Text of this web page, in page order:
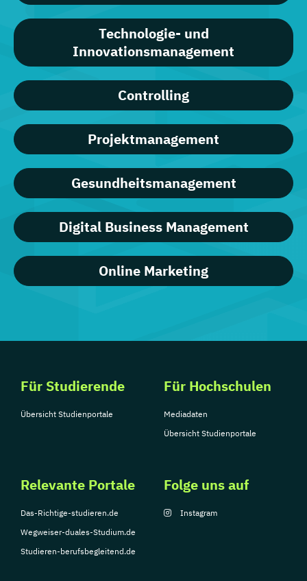
Technologie- und
Innovationsmanagement
Controlling
Projektmanagement
Gesundheitsmanagement
Digital Business Management
Online Marketing
Für Studierende
Übersicht Studienportale
Für Hochschulen
Mediadaten
Übersicht Studienportale
Relevante Portale
Das-Richtige-studieren.de
Wegweiser-duales-Studium.de
Studieren-berufsbegleitend.de
Folge uns auf
Instagram